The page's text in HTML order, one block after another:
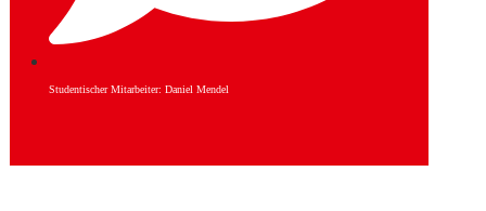
Studentischer Mitarbeiter: Daniel Mendel